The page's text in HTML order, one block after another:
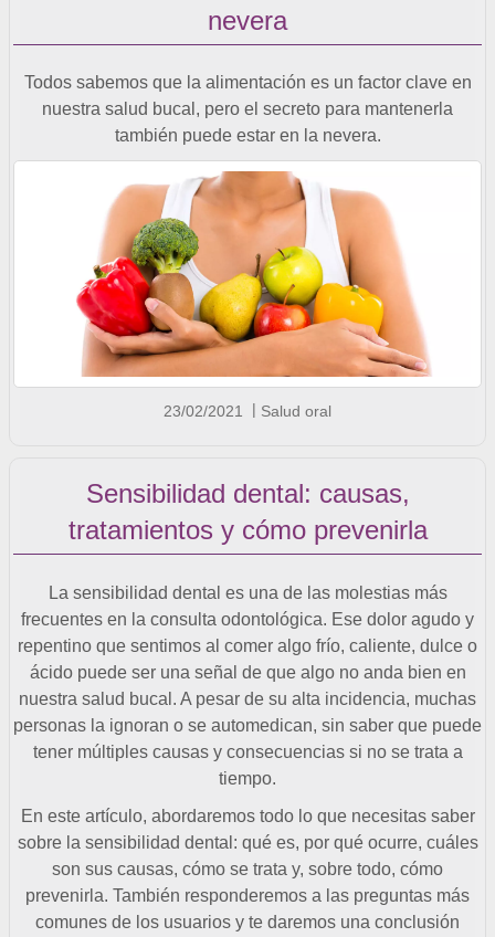
nevera
Todos sabemos que la alimentación es un factor clave en
nuestra salud bucal, pero el secreto para mantenerla
también puede estar en la nevera.
23/02/2021 Salud oral
Sensibilidad dental: causas,
tratamientos y cómo prevenirla
La sensibilidad dental es una de las molestias más
frecuentes en la consulta odontológica. Ese dolor agudo y
repentino que sentimos al comer algo frío, caliente, dulce o
ácido puede ser una señal de que algo no anda bien en
nuestra salud bucal. A pesar de su alta incidencia, muchas
personas la ignoran o se automedican, sin saber que puede
tener múltiples causas y consecuencias si no se trata a
tiempo.
En este artículo, abordaremos todo lo que necesitas saber
sobre la sensibilidad dental: qué es, por qué ocurre, cuáles
son sus causas, cómo se trata y, sobre todo, cómo
prevenirla. También responderemos a las preguntas más
comunes de los usuarios y te daremos una conclusión